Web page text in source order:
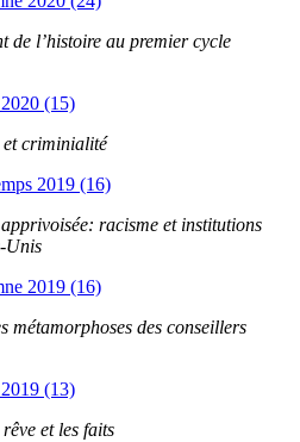
de l’histoire au premier cycle
(15)
et criminialité
2019 (16)
racisme et institutions
Unis
2019 (16)
métamorphoses des conseillers
(13)
et les faits